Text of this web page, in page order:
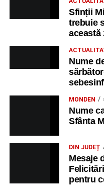
Alexandra
Ancuța Stănuș și
Trupa de Dansuri
Ora 20.30– Parcul
„Străjerii Deltei”
JOI, 27
Grădina
Raica” Sebeș
Sărbătoarea
Sfinții
trebuie
această
Nume
MONDEN
Nume
Sfânta
DIN JUDEȚ
Mesaje
pentru